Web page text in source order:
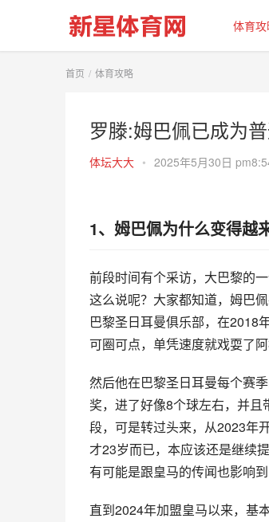
体育
首页 体育攻略
罗滕:姆巴佩已成为
体坛大大 • 2025年5月30日
1、姆巴佩为什么变得越
前段时间有个采访，大巴黎的
这么说呢？大家都知道，姆巴
巴黎圣日耳曼俱乐部，在2018
可圈可点，单凭速度就戏耍了
然后他在巴黎圣日耳曼每个赛
奖，进了好像8个球左右，并
段，可是转过头来，从2023年
才23岁而已，本应该还是继续
有可能是跟皇马的传闻也影响到
直到2024年加盟皇马以来，基